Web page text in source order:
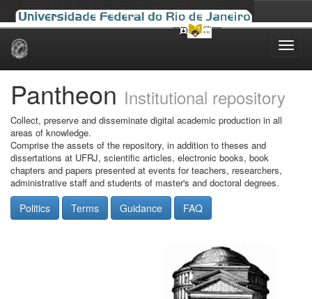
Skip
Pantheon Institutional repository
Collect, preserve and disseminate digital academic production in all
areas of knowledge.
Comprise the assets of the repository, in addition to theses and
dissertations at UFRJ, scientific articles, electronic books, book
chapters and papers presented at events for teachers, researchers,
administrative staff and students of master's and doctoral degrees.
Politics Terms Guidance FAQ